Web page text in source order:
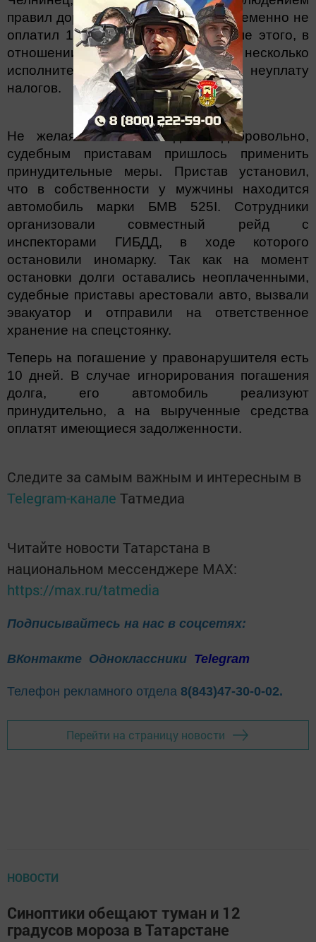
правил дорожных движений, своевременно не
оплатил 139 штрафов ГИБДД. Кроме этого, в
отношении него возбуждено несколько
исполнительных производств за неуплату
налогов.
Не желая оплачивать долги добровольно,
судебным приставам пришлось применить
принудительные меры. Пристав установил,
что в собственности у мужчины находится
автомобиль марки БМВ 525I. Сотрудники
организовали совместный рейд с
инспекторами ГИБДД, в ходе которого
остановили иномарку. Так как на момент
остановки долги оставались неоплаченными,
судебные приставы арестовали авто, вызвали
эвакуатор и отправили на ответственное
хранение на спецстоянку.
Теперь на погашение у правонарушителя есть
10 дней. В случае игнорирования погашения
долга, его автомобиль реализуют
принудительно, а на вырученные средства
оплатят имеющиеся задолженности.
Следите за самым важным и интересным в
Telegram-канале Татмедиа
Читайте новости Татарстана в
национальном мессенджере MАХ:
https://max.ru/tatmedia
Подписывайтесь на нас в соцсетях:
ВКонтакте Одноклассники Telegram
Телефон рекламного отдела 8(843)47-30-0-02.
Перейти на страницу новости
НОВОСТИ
Синоптики обещают туман и 12
градусов мороза в Татарстане